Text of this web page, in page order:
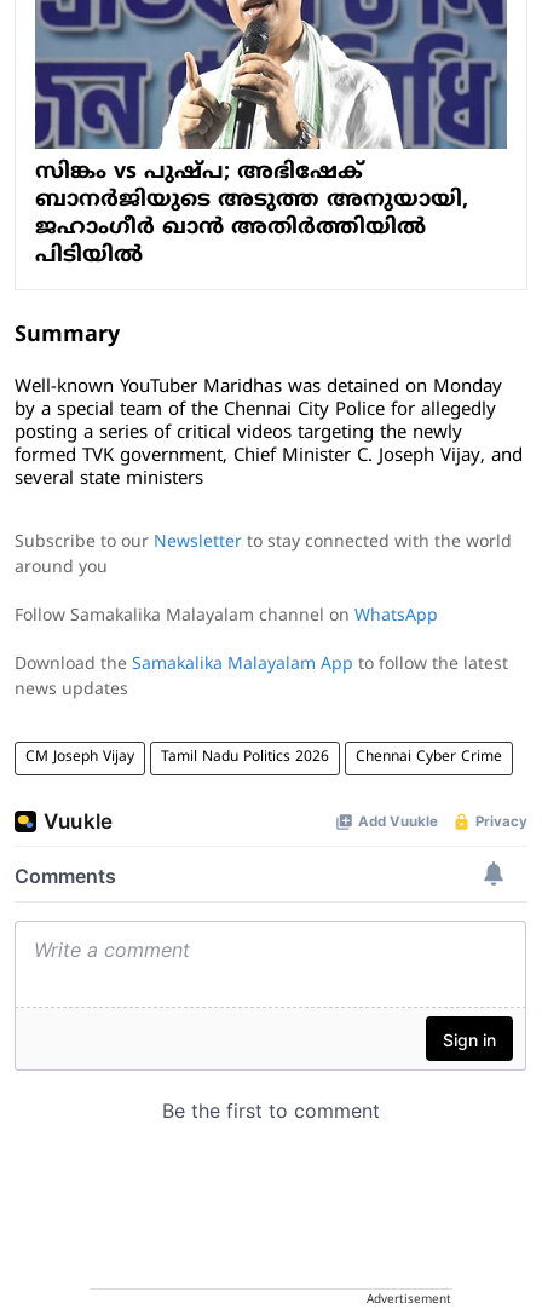
സിങ്കം vs പുഷ്പ; അഭിഷേക്
ബാനര്‍ജിയുടെ അടുത്ത അനുയായി,
ജഹാംഗീര്‍ ഖാന്‍ അതിര്‍ത്തിയില്‍
പിടിയില്‍
Summary
Well-known YouTuber Maridhas was detained on Monday
by a special team of the Chennai City Police for allegedly
posting a series of critical videos targeting the newly
formed TVK government, Chief Minister C. Joseph Vijay, and
several state ministers
Subscribe to our Newsletter to stay connected with the world
around you
Follow Samakalika Malayalam channel on WhatsApp
Download the Samakalika Malayalam App to follow the latest
news updates
CM Joseph Vijay Tamil Nadu Politics 2026 Chennai Cyber Crime
Advertisement